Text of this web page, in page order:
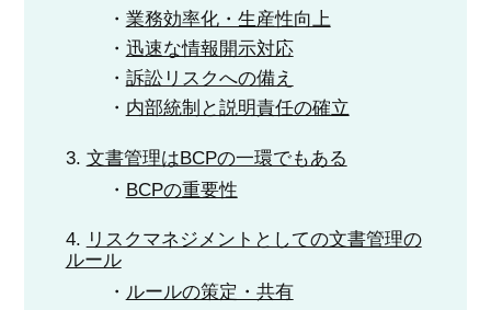
業務効率化・生産性向上
迅速な情報開示対応
訴訟リスクへの備え
内部統制と説明責任の確立
文書管理はBCPの一環でもある
BCPの重要性
リスクマネジメントとしての文書管理の
ルール
ルールの策定・共有